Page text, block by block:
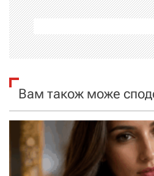
а
ц
і
я
з
Вам також може